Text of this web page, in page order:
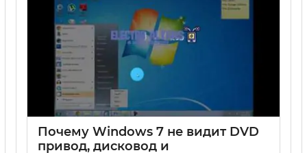
Почему Windows 7 не видит DVD
привод, дисковод и